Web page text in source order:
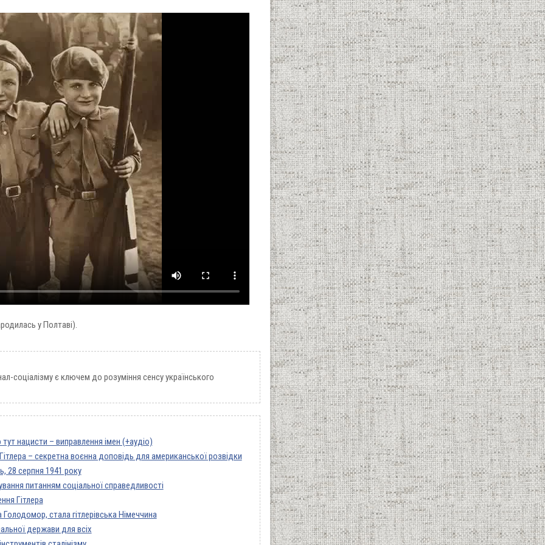
у Полтаві).
соціалізму є ключем до розуміння сенсу українського
тут нацисти – виправлення імен (+аудіо)
– секретна воєнна доповідь для американської розвідки
28 серпня 1941 року
питанням соціальної справедливості
Гітлера
стала гітлерівська Німеччина
держави для всіх